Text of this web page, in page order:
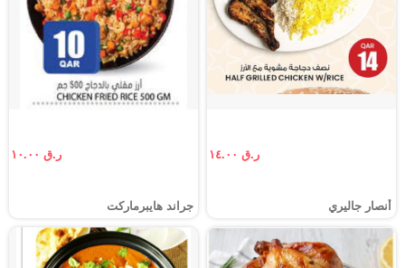
ر.ق ١٤.٠٠
أنصار جاليري
ر.ق ١٠.٠٠
جراند هايبرماركت